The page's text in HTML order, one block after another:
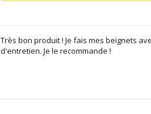
Très bon produit ! Je fais mes beignets
d'entretien. Je le recommande !